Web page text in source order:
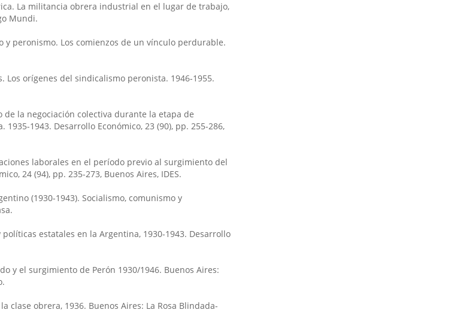
La militancia obrera industrial en el lugar de trabajo,
Mundi.
y peronismo. Los comienzos de un vínculo perdurable.
Los orígenes del sindicalismo peronista. 1946-1955.
de la negociación colectiva durante la etapa de
1943. Desarrollo Económico, 23 (90), pp. 255-286,
laborales en el período previo al surgimiento del
24 (94), pp. 235-273, Buenos Aires, IDES.
(1930-1943). Socialismo, comunismo y
políticas estatales en la Argentina, 1930-1943. Desarrollo
y el surgimiento de Perón 1930/1946. Buenos Aires:
clase obrera, 1936. Buenos Aires: La Rosa Blindada-